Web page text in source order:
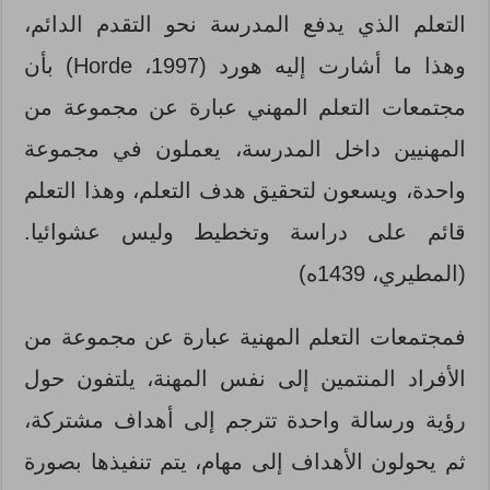
التعلم الذي يدفع المدرسة نحو التقدم الدائم،
وهذا ما أشارت إليه هورد (1997، Horde) بأن
مجتمعات التعلم المهني عبارة عن مجموعة من
المهنيين داخل المدرسة، يعملون في مجموعة
واحدة، ويسعون لتحقيق هدف التعلم، وهذا التعلم
قائم على دراسة وتخطيط وليس عشوائيا.
(المطيري، 1439ه)
فمجتمعات التعلم المهنية عبارة عن مجموعة من
الأفراد المنتمين إلى نفس المهنة، يلتفون حول
رؤية ورسالة واحدة تترجم إلى أهداف مشتركة،
ثم يحولون الأهداف إلى مهام، يتم تنفيذها بصورة